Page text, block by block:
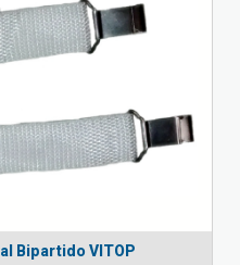
Bipartido VITOP